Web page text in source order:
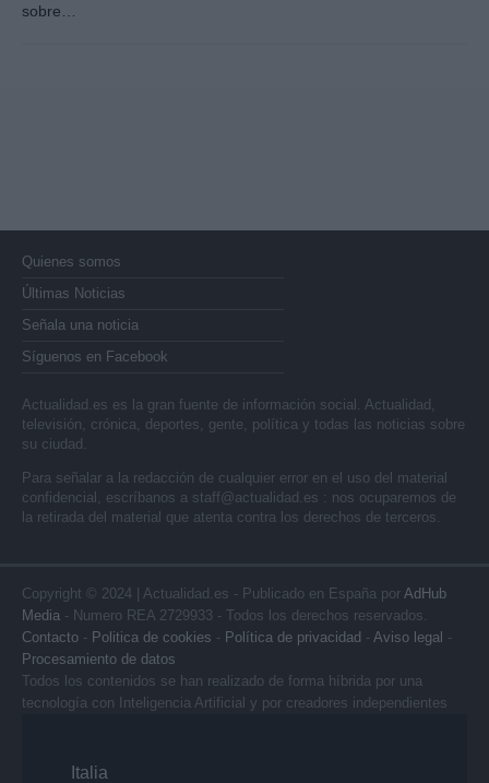
sobre…
Quienes somos
Últimas Noticias
Señala una noticia
Síguenos en Facebook
Actualidad.es es la gran fuente de información social. Actualidad,
televisión, crónica, deportes, gente, política y todas las noticias sobre
su ciudad.
Para señalar a la redacción de cualquier error en el uso del material
confidencial, escríbanos a staff@actualidad.es : nos ocuparemos de
la retirada del material que atenta contra los derechos de terceros.
Copyright © 2024 | Actualidad.es - Publicado en España por AdHub
Media - Numero REA 2729933 - Todos los derechos reservados.
Contacto - Politica de cookies - Política de privacidad - Aviso legal -
Procesamiento de datos
Todos los contenidos se han realizado de forma híbrida por una
tecnología con Inteligencia Artificial y por creadores independientes
Italia